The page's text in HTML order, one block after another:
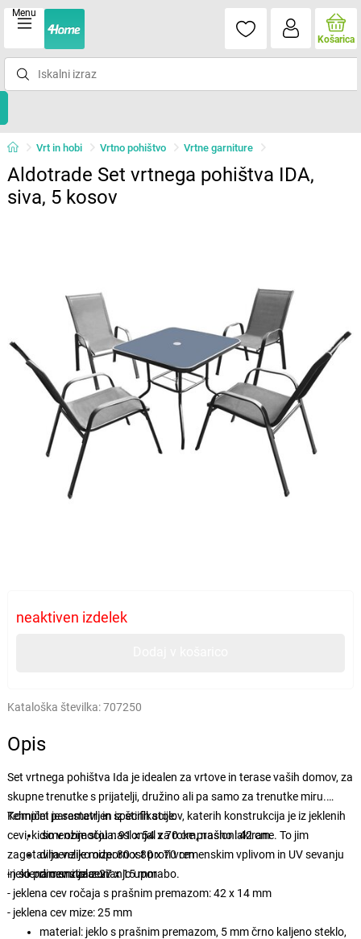
Menu
Košarica
Vrt in hobi Vrtno pohištvo Vrtne garniture
Aldotrade Set vrtnega pohištva IDA,
siva, 5 kosov
neaktiven izdelek
Kataloška številka:707250
Opis
Set vrtnega pohištva Ida je idealen za vrtove in terase vaših domov, za
skupne trenutke s prijatelji, družino ali pa samo za trenutke miru.
Komplet je sestavljen iz štirih stolov, katerih konstrukcija je iz jeklenih
cevi, ki so v območju naslonjal za roke prašno lakirane. To jim
zagotavlja veliko odpornost proti vremenskim vplivom in UV sevanju
in so primerni za zunanjo uporabo.
Tehnični parametri in specifikacije:
dimenzije stola: 91 x 54 x 70 cm, naslon: 42 cm
dimenzije mize: 80 x 80 x 70 cm
dimenzije cevi:
- jeklena cev stola: 27 x 15 mm
- jeklena cev ročaja s prašnim premazom: 42 x 14 mm
- jeklena cev mize: 25 mm
material: jeklo s prašnim premazom, 5 mm črno kaljeno steklo,